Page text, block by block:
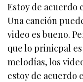
Estoy de acuerdo
Una canción
video es bueno.
que lo prinicpal
melodías, los
estoy de acuerdo